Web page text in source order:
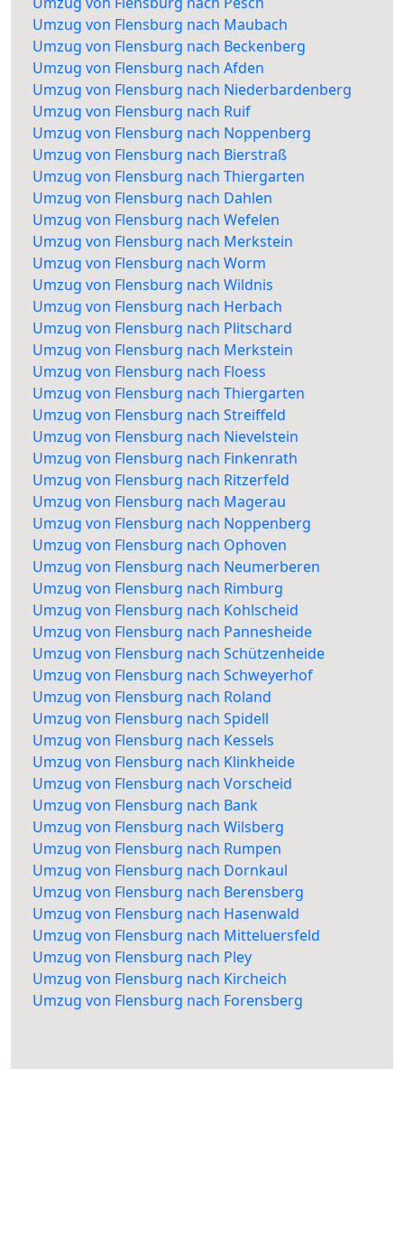
Umzug von Flensburg nach Maubach
Umzug von Flensburg nach Beckenberg
Umzug von Flensburg nach Afden
Umzug von Flensburg nach Niederbardenberg
Umzug von Flensburg nach Ruif
Umzug von Flensburg nach Noppenberg
Umzug von Flensburg nach Bierstraß
Umzug von Flensburg nach Thiergarten
Umzug von Flensburg nach Dahlen
Umzug von Flensburg nach Wefelen
Umzug von Flensburg nach Merkstein
Umzug von Flensburg nach Worm
Umzug von Flensburg nach Wildnis
Umzug von Flensburg nach Herbach
Umzug von Flensburg nach Plitschard
Umzug von Flensburg nach Merkstein
Umzug von Flensburg nach Floess
Umzug von Flensburg nach Thiergarten
Umzug von Flensburg nach Streiffeld
Umzug von Flensburg nach Nievelstein
Umzug von Flensburg nach Finkenrath
Umzug von Flensburg nach Ritzerfeld
Umzug von Flensburg nach Magerau
Umzug von Flensburg nach Noppenberg
Umzug von Flensburg nach Ophoven
Umzug von Flensburg nach Neumerberen
Umzug von Flensburg nach Rimburg
Umzug von Flensburg nach Kohlscheid
Umzug von Flensburg nach Pannesheide
Umzug von Flensburg nach Schützenheide
Umzug von Flensburg nach Schweyerhof
Umzug von Flensburg nach Roland
Umzug von Flensburg nach Spidell
Umzug von Flensburg nach Kessels
Umzug von Flensburg nach Klinkheide
Umzug von Flensburg nach Vorscheid
Umzug von Flensburg nach Bank
Umzug von Flensburg nach Wilsberg
Umzug von Flensburg nach Rumpen
Umzug von Flensburg nach Dornkaul
Umzug von Flensburg nach Berensberg
Umzug von Flensburg nach Hasenwald
Umzug von Flensburg nach Mitteluersfeld
Umzug von Flensburg nach Pley
Umzug von Flensburg nach Kircheich
Umzug von Flensburg nach Forensberg